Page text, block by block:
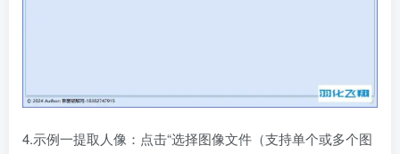
4.示例一提取人像：点击“选择图像文件（支持单个或多个图